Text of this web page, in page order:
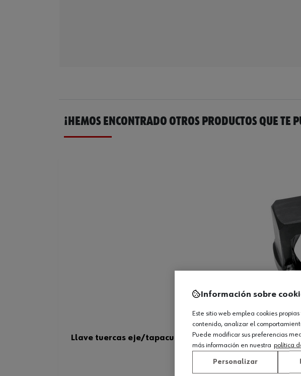
¡HEMOS ENCONTRADO OTROS PRODUCTOS QUE TE
Llave tuercas eje/tapacubos, plan./oval 3/4"
Información sobre
Este sitio web emplea cookies
contenido, analizar el
Puede modificar sus preferencias
más información en nuestra política
Personalizar